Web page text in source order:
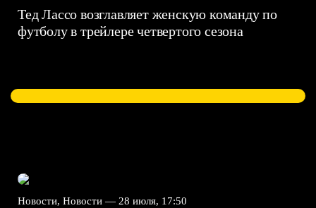
Тед Лассо возглавляет женскую команду по
футболу в трейлере четвертого сезона
Новости, Новости — 28 июля, 17:50